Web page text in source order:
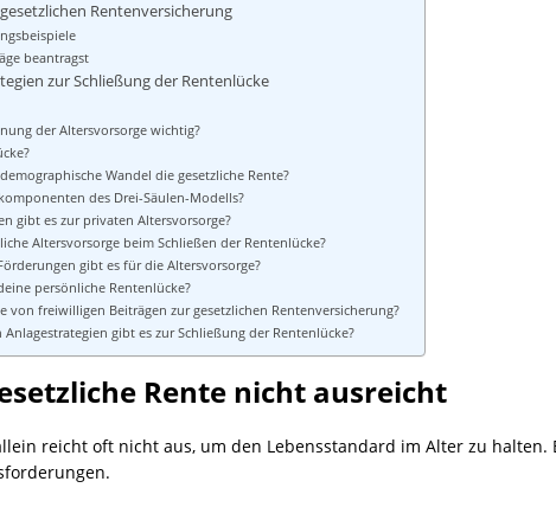
Rentenversicherung
beantragst
zur Schließung der Rentenlücke
der Altersvorsorge wichtig?
Wandel die gesetzliche Rente?
des Drei-Säulen-Modells?
gibt es zur privaten Altersvorsorge?
Altersvorsorge beim Schließen der Rentenlücke?
gibt es für die Altersvorsorge?
persönliche Rentenlücke?
von freiwilligen Beiträgen zur gesetzlichen Rentenversicherung?
gibt es zur Schließung der Rentenlücke?
Rente nicht ausreicht
reicht oft nicht aus, um den Lebensstandard im Alter zu